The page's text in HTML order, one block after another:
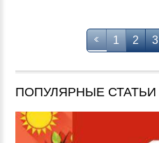
1 2 3
ПОПУЛЯРНЫЕ СТАТЬИ